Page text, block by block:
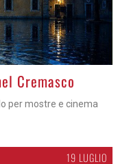
Cremasco
per mostre e cinema
19 LUGLIO